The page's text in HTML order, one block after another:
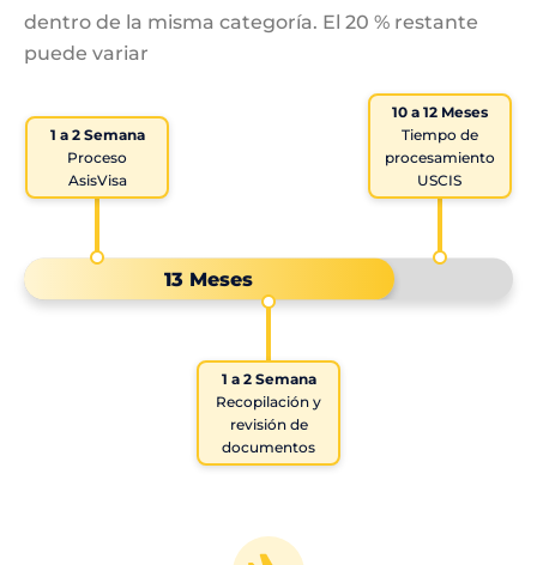
dentro de la misma categoría. El 20 % restante
puede variar
13 Meses
1 a 2 Semana
Proceso
AsisVisa
1 a 2 Semana
Recopilación y
revisión de
documentos
10 a 12 Meses
Tiempo de
procesamiento
USCIS